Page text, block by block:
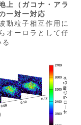
上（ガコナ・アラ
一対一対応
動粒子相互作用に
オーロラとして仔